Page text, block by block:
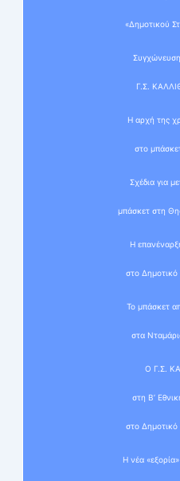
«Δημοτικού
Συγχώνευση
Γ.Σ.
Η αρχή της
στο
Σχέδια για
μπάσκετ στη
Η
στο Δημοτικό
Το μπάσκετ
στα
Ο Γ.Σ.
στη Β’
στο Δημοτικό
Η νέα